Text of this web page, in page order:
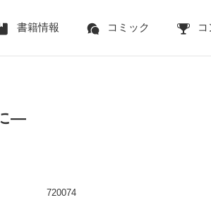
書籍情報 コミック
―
720074